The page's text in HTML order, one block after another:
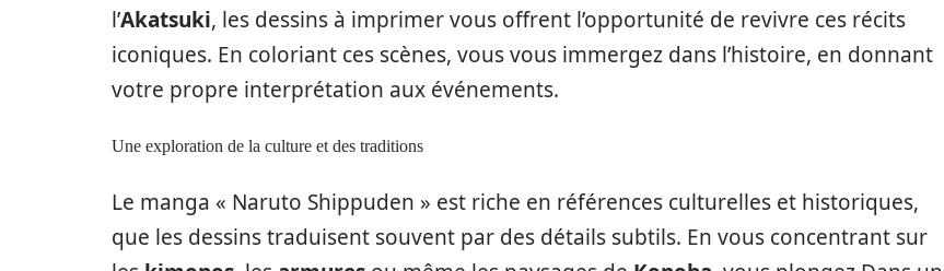
l’Akatsuki, les dessins à imprimer vous offrent l’opportunité de revivre ces récits
iconiques. En coloriant ces scènes, vous vous immergez dans l’histoire, en donnant
votre propre interprétation aux événements.
Une exploration de la culture et des traditions
Le manga « Naruto Shippuden » est riche en références culturelles et historiques,
que les dessins traduisent souvent par des détails subtils. En vous concentrant sur